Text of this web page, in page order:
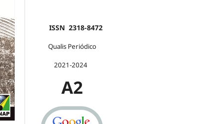
ISSN 2318-8472
Qualis Periódico
2021-2024
A2